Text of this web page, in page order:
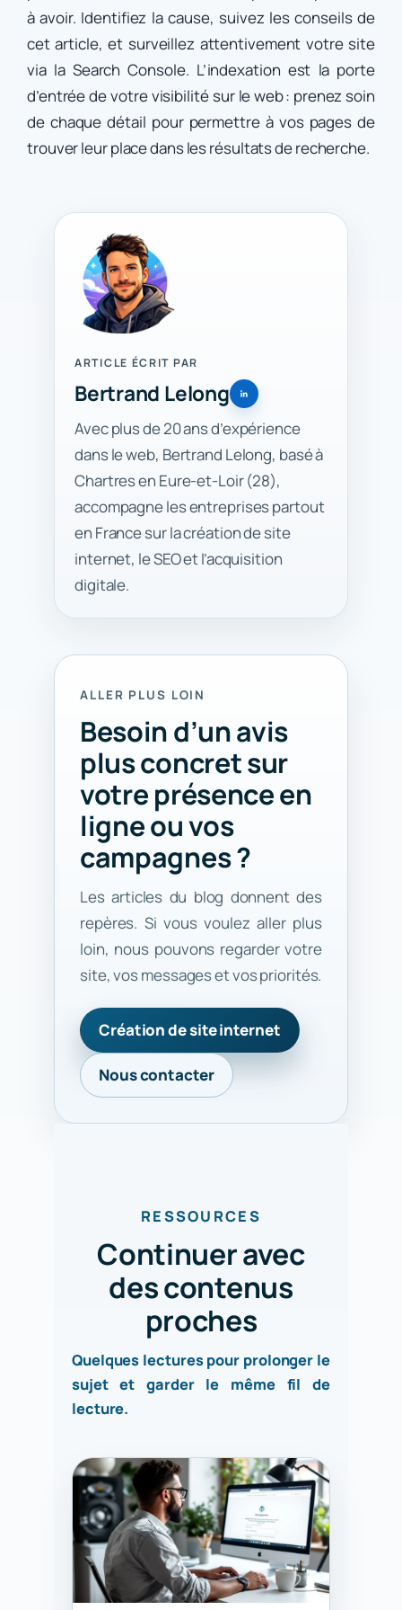
à avoir. Identifiez la cause, suivez les conseils de
cet article, et surveillez attentivement votre site
via la Search Console. L’indexation est la porte
d’entrée de votre visibilité sur le web : prenez soin
de chaque détail pour permettre à vos pages de
trouver leur place dans les résultats de recherche.
ARTICLE ÉCRIT PAR
Bertrand Lelong
Avec plus de 20 ans d’expérience
dans le web, Bertrand Lelong, basé à
Chartres en Eure-et-Loir (28),
accompagne les entreprises partout
en France sur la création de site
internet, le SEO et l’acquisition
digitale.
ALLER PLUS LOIN
Besoin d’un avis
plus concret sur
votre présence en
ligne ou vos
campagnes ?
Les articles du blog donnent des
repères. Si vous voulez aller plus
loin, nous pouvons regarder votre
site, vos messages et vos priorités.
Création de site internet
Nous contacter
RESSOURCES
Continuer avec
des contenus
proches
Quelques lectures pour prolonger le
sujet et garder le même fil de
lecture.